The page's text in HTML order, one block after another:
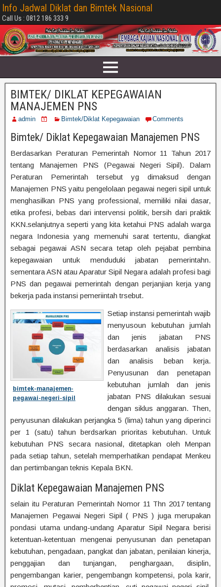
Info Jadwal Diklat dan Bimtek Nasional
Call Us : 0812 186 333 9
BIMTEK/ DIKLAT KEPEGAWAIAN
MANAJEMEN PNS
admin Bimtek/Diklat Kepegawaian Comments
Bimtek/ Diklat Kepegawaian Manajemen PNS
Berdasarkan Peraturan Pemerintah Nomor 11 Tahun 2017
tentang Manajemen PNS (Pegawai Negeri Sipil). Dalam
Peraturan Pemerintah tersebut yg dimaksud dengan
Manajemen PNS yaitu pengelolaan pegawai negeri sipil untuk
menghasilkan PNS yang professional, memiliki nilai dasar,
etika profesi, bebas dari intervensi politik, bersih dari praktik
KKN.selanjutnya seperti yang kita ketahui PNS adalah warga
negara Indonesia yang memenuhi sarat tertentu, diangkat
sebagai pegawai ASN secara tetap oleh pejabat pembina
kepegawaian untuk menduduki jabatan pemerintahn.
sementara ASN atau Aparatur Sipil Negara adalah profesi bagi
PNS dan pegawai pemerintah dengan perjanjian kerja yang
bekerja pada instansi pemeriintah trsebut.
bimtek-manajemen-
pegawai-negeri-sipil
Setiap instansi pemerintah wajib
menyusoun kebutuhan jumlah
dan jenis jabatan PNS
berdasarkan analisis jabatan
dan analisis beban kerja.
Penyusunan dan penetapan
kebutuhan jumlah dan jenis
jabatan PNS dilakukan sesuai
dengan siklus anggaran. Then,
penyusunan dilakukan perjangka 5 (lima) tahun yang diperinci
per 1 (satu) tahun berdsarkan prioritas kebutuhan. Untuk
kebutuhan PNS secara nasional, ditetapkan oleh Menpan
pada setiap tahun, setelah memperhatikan pendapat Menkeu
dan pertimbangan teknis Kepala BKN.
Diklat Kepegawaian Manajemen PNS
selain itu Peraturan Pemerintah Nomor 11 Thn 2017 tentang
Manajemen Pegawai Negeri Sipil ( PNS ) juga merupakan
pondasi utama undang-undang Aparatur Sipil Negara berisi
ketentuan-ketentuan mengenai penyusunan dan penetapan
kebutuhan, pengadaan, pangkat dan jabatan, penilaian kinerja,
penggajian dan tunjangan, penghargaan, disiplin,
pengembangan karier, pengembangn kompetensi, pola karir,